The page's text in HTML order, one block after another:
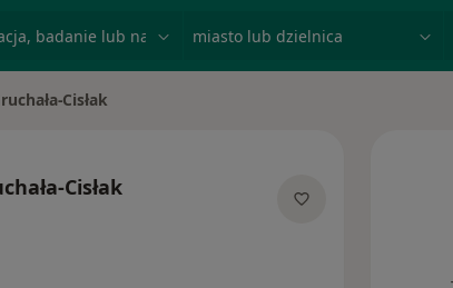
Cisłak
Cisłak